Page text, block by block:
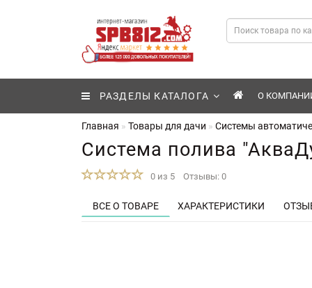
РАЗДЕЛЫ КАТАЛОГА О
Главная Товары для дачи Системы
Система полива
0 из 5 Отзывы: 0
ВСЕ О ТОВАРЕ ХАРАКТЕРИСТИКИ